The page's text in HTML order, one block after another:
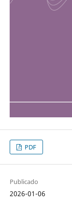
PDF
Publicado
2026-01-06